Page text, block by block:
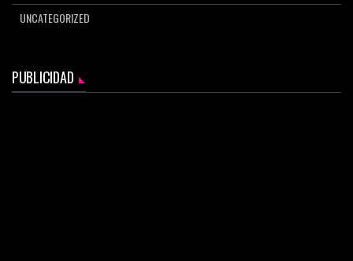
UNCATEGORIZED
PUBLICIDAD